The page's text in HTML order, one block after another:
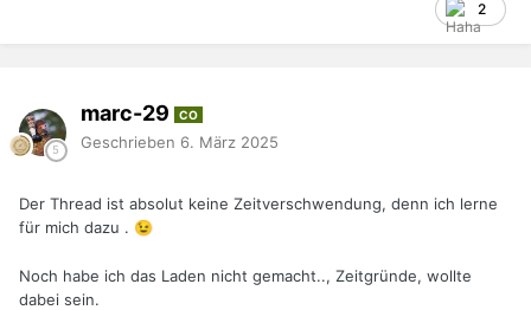
2
marc-29 CO
Geschrieben 6. März 2025
Der Thread ist absolut keine Zeitverschwendung, denn ich lerne
für mich dazu . 😉
Noch habe ich das Laden nicht gemacht.., Zeitgründe, wollte
dabei sein.